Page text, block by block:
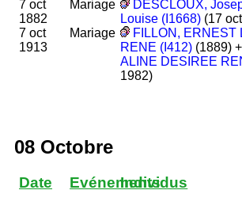
7 oct
1882
Mariage DESCLOUX,
Louise (I1668) (17
7 oct
1913
Mariage
FILLON, ERNEST
RENE (I412) (1889) +
ALINE DESIREE
1982)
08 Octobre
Date Evénements
Individus